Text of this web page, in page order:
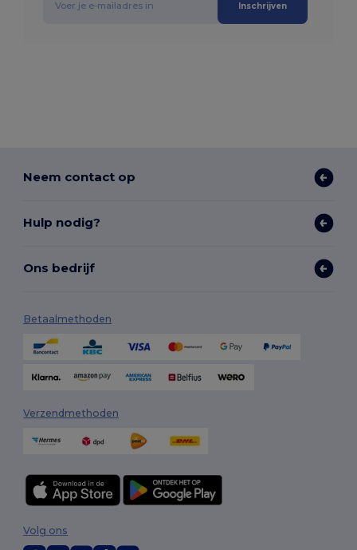
Inschrijven
Neem contact op
Hulp nodig?
Ons bedrijf
Betaalmethoden
Verzendmethoden
Volg ons